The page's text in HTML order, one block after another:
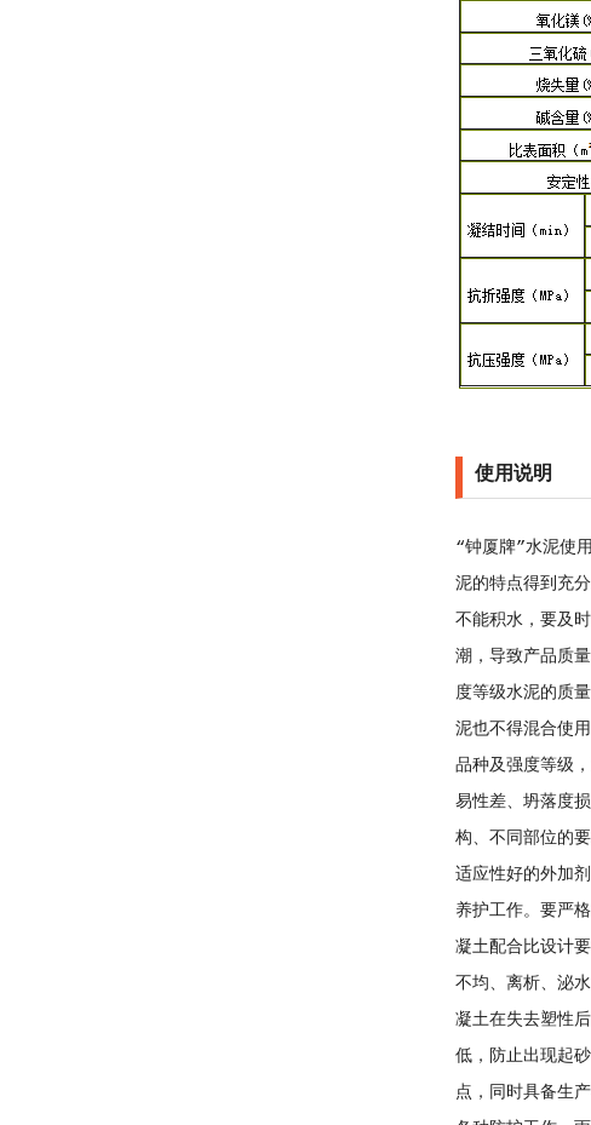
使用说明
“钟厦牌”水泥使
泥的特点得到充
不能积水，要及
潮，导致产品质
度等级水泥的质
泥也不得混合使
品种及强度等级
易性差、坍落度
构、不同部位的
适应性好的外加
养护工作。要严
凝土配合比设计
不均、离析、泌
凝土在失去塑性
低，防止出现起
点，同时具备生